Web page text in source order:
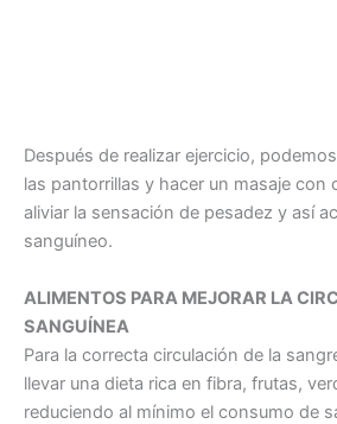
Después de realizar ejercicio,
las pantorrillas y hacer un masaje con
aliviar la sensación de pesadez y así
sanguíneo.
ALIMENTOS PARA MEJORAR LA
SANGUÍNEA
Para la correcta circulación de la
llevar una dieta rica en fibra, frutas,
reduciendo al mínimo el consumo de